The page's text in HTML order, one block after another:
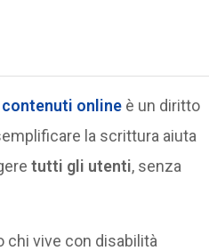
online è un diritto
la scrittura aiuta
tutti gli utenti, senza
chi vive con disabilità